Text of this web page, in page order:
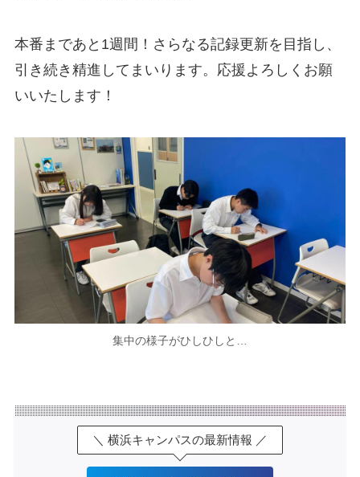
本番まであと1週間！さらなる記録更新を目指し、
引き続き精進してまいります。応援よろしくお願
いいたします！
集中の様子がひしひしと…
＼ 横浜キャンパスの最新情報 ／